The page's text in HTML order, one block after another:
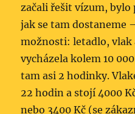
začali řešit vízum,
jak se tam dostaneme
možnosti: letadlo, vlak
vycházela kolem 10
tam asi 2 hodinky.
22 hodin a stojí 4000
nebo 3400 Kč (se